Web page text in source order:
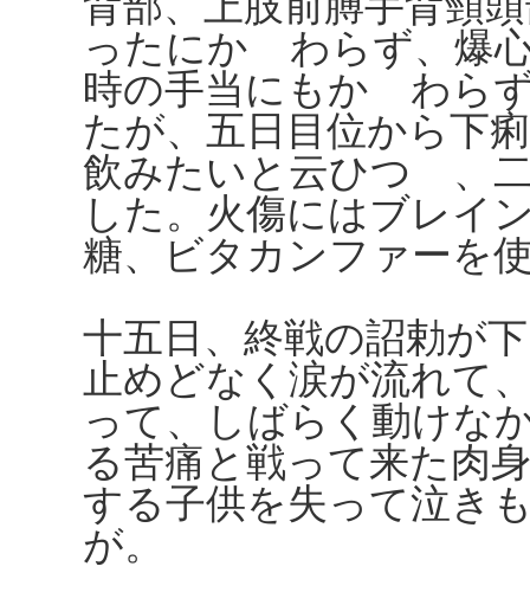
ったにかゝわらず、爆
時の手当にもかゝわら
たが、五日目位から下
飲みたいと云ひつゝ、
した。火傷にはブレイ
糖、ビタカンファーを
十五日、終戦の詔勅が
止めどなく涙が流れて
って、しばらく動けな
る苦痛と戦って来た肉
する子供を失って泣き
が。